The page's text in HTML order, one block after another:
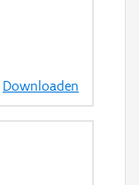
Downloaden